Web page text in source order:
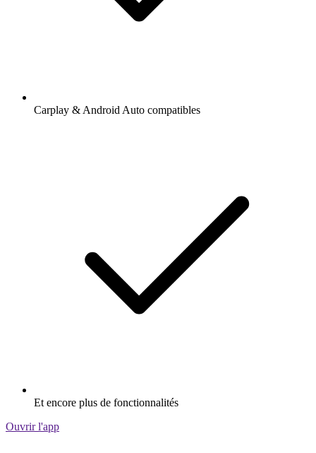
Carplay & Android Auto compatibles
Et encore plus de fonctionnalités
Ouvrir l'app